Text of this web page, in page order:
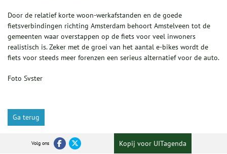
Door de relatief korte woon-werkafstanden en de goede
fietsverbindingen richting Amsterdam behoort Amstelveen tot de
gemeenten waar overstappen op de fiets voor veel inwoners
realistisch is. Zeker met de groei van het aantal e-bikes wordt de
fiets voor steeds meer forenzen een serieus alternatief voor de auto.
Foto Svster
Ga terug
Volg ons Kopij voor UITagenda